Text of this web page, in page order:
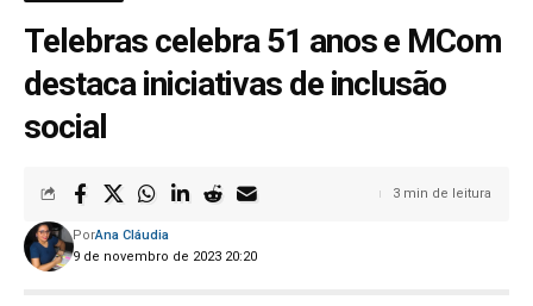
Telebras celebra 51 anos e MCom
destaca iniciativas de inclusão
social
9 de novembro de 2023 20:20
PorAna Cláudia
3 min de leitura